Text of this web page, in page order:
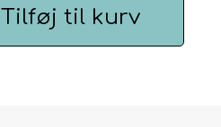
Tilføj til kurv